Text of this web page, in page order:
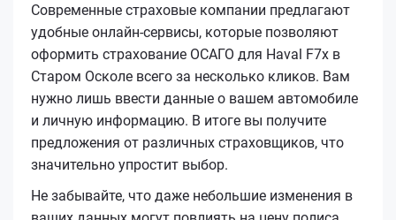
Современные страховые компании предлагают
удобные онлайн-сервисы, которые позволяют
оформить страхование ОСАГО для Haval F7x в
Старом Осколе всего за несколько кликов. Вам
нужно лишь ввести данные о вашем автомобиле
и личную информацию. В итоге вы получите
предложения от различных страховщиков, что
значительно упростит выбор.
Не забывайте, что даже небольшие изменения в